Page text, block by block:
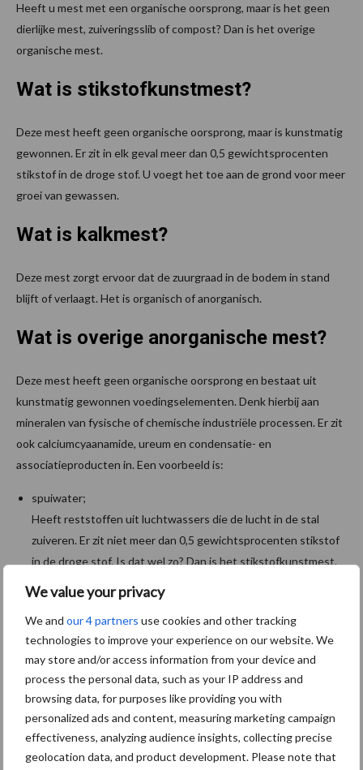
We value your privacy
We and our 4 partners use cookies and other tracking
technologies to improve your experience on our website. We
may store and/or access information from your device and
process the personal data, such as your IP address and
browsing data, for purposes like providing you with
personalized ads and content, measuring marketing campaign
effectiveness, analyzing audience insights, collecting precise
geolocation data, and product development. Please note that
Heeft u mest met een organische oorsprong, maar is het geen
dierlijke mest, zuiveringsslib of compost? Dan is het overige
organische mest.
Wat is stikstofkunstmest?
Deze mest heeft geen organische oorsprong, maar is kunstmatig
gewonnen. Er zit in elk geval meer dan 0,5 gewichtsprocenten
stikstof in de droge stof. U voegt het toe aan de grond voor meer
groei van gewassen.
Wat is kalkmest?
Deze mest zorgt ervoor dat de zuurgraad in de bodem in stand
blijft of verlaagt. Het is organisch of anorganisch.
Wat is overige anorganische mest?
Deze mest heeft geen organische oorsprong en bestaat uit
kunstmatig gewonnen voedingselementen. Denk hierbij aan
mineralen van fysische of chemische industriële processen. Er zit
ook calciumcyaanamide, ureum en condensatie- en
associatieproducten in. Een voorbeeld is:
spuiwater;
Heeft reststoffen uit luchtwassers die de lucht in de stal
zuiveren. Er zit niet meer dan 0,5 gewichtsprocenten stikstof
in de droge stof. Is dat wel zo? Dan is het stikstofkunstmest.
Wat is herwonnen fosfaat?
Dit bestaat uit dicalciumfosfaat en magnesiumammoniumfosfaat.
Die eerste komt vrij bij de zuivering van huishoudelijk, stedelijk of
industrieel afvalwater. Bij de zuivering van industrieel
proceswater komt struviet vrij. Door struviet te pasteuriseren of
te drogen komt er magnesiumammoniumfosfaat vrij. Is de